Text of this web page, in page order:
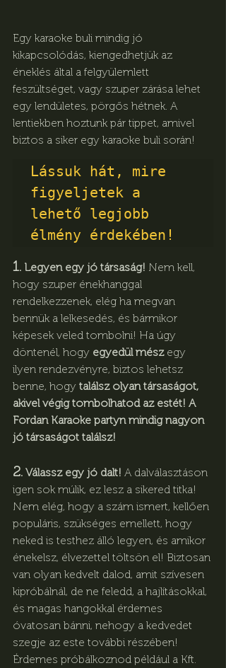
Egy karaoke buli mindig jó
kikapcsolódás, kiengedhetjük az
éneklés által a felgyülemlett
feszültséget, vagy szuper zárása lehet
egy lendületes, pörgős hétnek. A
lentiekben hoztunk pár tippet, amivel
biztos a siker egy karaoke buli során!
Lássuk hát, mire
figyeljetek a
lehető legjobb
élmény érdekében!
1. Legyen egy jó társaság! Nem kell,
hogy szuper énekhanggal
rendelkezzenek, elég ha megvan
bennük a lelkesedés, és bármikor
képesek veled tombolni! Ha úgy
döntenél, hogy egyedül mész egy
ilyen rendezvényre, biztos lehetsz
benne, hogy találsz olyan társaságot,
akivel végig tombolhatod az estét! A
Fordan Karaoke partyn mindig nagyon
jó társaságot találsz!
2. Válassz egy jó dalt! A dalválasztáson
igen sok múlik, ez lesz a sikered titka!
Nem elég, hogy a szám ismert, kellően
populáris, szükséges emellett, hogy
neked is testhez álló legyen, és amikor
énekelsz, élvezettel töltsön el! Biztosan
van olyan kedvelt dalod, amit szívesen
kipróbálnál, de ne feledd, a hajlításokkal,
és magas hangokkal érdemes
óvatosan bánni, nehogy a kedvedet
szegje az este további részében!
Érdemes próbálkoznod például a Kft.